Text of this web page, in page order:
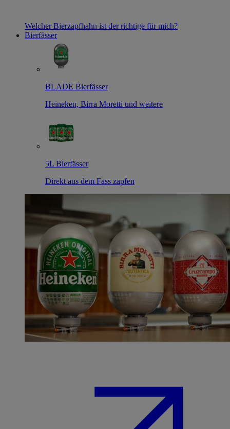
Welcher Bierzapfhahn ist der richtige für mich?
Bierfässer
BLADE Bierfässer
Heineken, Birra Moretti und weitere
5L Bierfässer
Direkt aus dem Fass zapfen